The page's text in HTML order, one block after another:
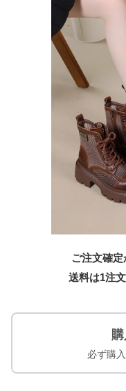
ご注文確
送料は1注
必ず購